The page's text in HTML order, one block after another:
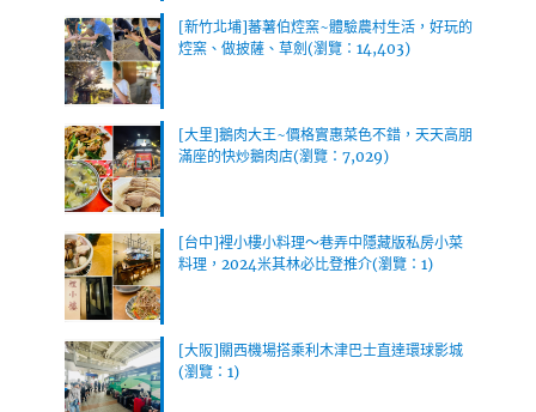
[新竹北埔]蕃薯伯焢窯~體驗農村生活，好玩的
焢窯、做披薩、草劍(瀏覽：14,403)
[大里]鵝肉大王~價格實惠菜色不錯，天天高朋
滿座的快炒鵝肉店(瀏覽：7,029)
[台中]裡小樓小料理～巷弄中隱藏版私房小菜
料理，2024米其林必比登推介(瀏覽：1)
[大阪]關西機場搭乘利木津巴士直達環球影城
(瀏覽：1)